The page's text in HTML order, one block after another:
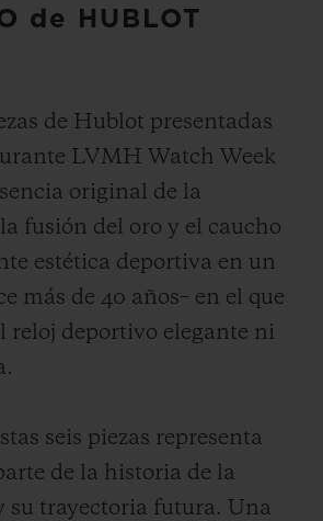
de HUBLOT
de Hublot presentadas
LVMH Watch Week
original de la
fusión del oro y el caucho
estética deportiva en un
más de 40 años– en el que
reloj deportivo elegante ni
seis piezas representa
de la historia de la
su trayectoria futura. Una